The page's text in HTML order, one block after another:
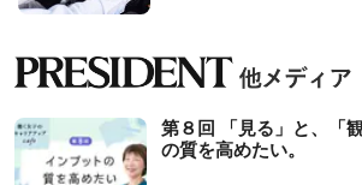
第８回 「見る」と、「
の質を高めたい。